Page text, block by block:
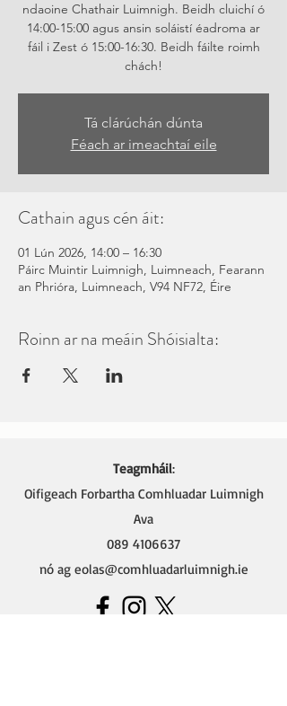
ndaoine Chathair Luimnigh. Beidh cluichí ó
14:00-15:00 agus ansin soláistí éadroma ar
fáil i Zest ó 15:00-16:30. Beidh fáilte roimh
chách!
Tá clárúchán dúnta
Féach ar imeachtaí eile
Cathain agus cén áit:
01 Lún 2026, 14:00 – 16:30
Páirc Muintir Luimnigh, Luimneach, Fearann
an Phrióra, Luimneach, V94 NF72, Éire
Roinn ar na meáin Shóisialta:
Teagmháil:
Oifigeach Forbartha Comhluadar Luimnigh
Ava
089 4106637
nó ag eolas@comhluadarluimnigh.ie